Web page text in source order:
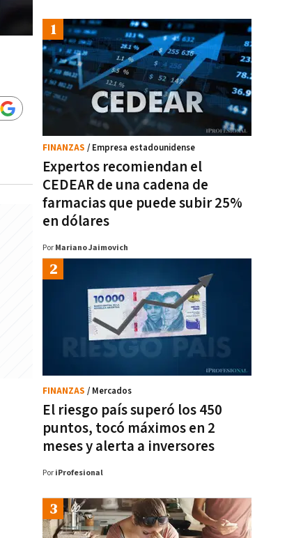
Expertos recomiendan el
CEDEAR de una cadena de
farmacias que puede subir 25%
en dólares
FINANZAS / Empresa estadounidense
Por Mariano Jaimovich
El riesgo país superó los 450
puntos, tocó máximos en 2
meses y alerta a inversores
FINANZAS / Mercados
Por iProfesional